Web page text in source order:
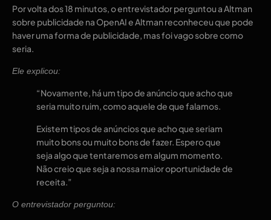
Por volta dos 18 minutos, o entrevistador perguntou a Altman
sobre publicidade na OpenAI e Altman reconheceu que pode
haver uma forma de publicidade, mas foi vago sobre como
seria.
Ele explicou:
“Novamente, há um tipo de anúncio que acho que
seria muito ruim, como aquele de que falamos.
Existem tipos de anúncios que acho que seriam
muito bons ou muito bons de fazer. Espero que
seja algo que tentaremos em algum momento.
Não creio que seja a nossa maior oportunidade de
receita.”
O entrevistador perguntou: